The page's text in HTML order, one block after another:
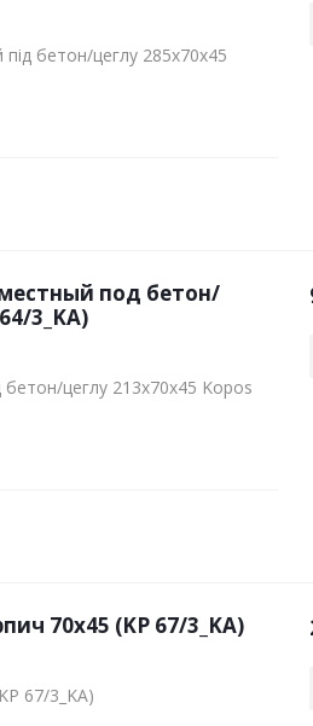
бетон/цеглу 285х70х45
под бетон/
3_KA)
цеглу 213х70х45 Kopos
70x45 (KP 67/3_KA)
67/3_KA)